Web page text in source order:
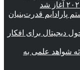
پارادایم قدرت‌بنیان
دیجیتال برای افکار
شواهد علمی به